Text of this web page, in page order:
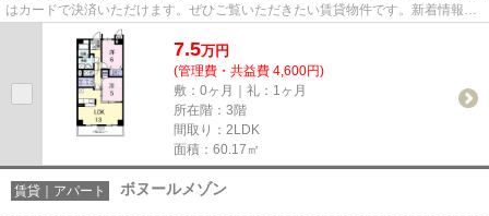
はカードで決済いただけます。ぜひご覧いただきたい賃貸物件です。新着情報：
ロイヤルメドウの空室情報な...
7.5万円
(管理費・共益費 4,600円)
敷：0ヶ月｜礼：1ヶ月
所在階：3階
間取り：2LDK
面積：60.17㎡
賃貸｜アパート ボヌールメゾン